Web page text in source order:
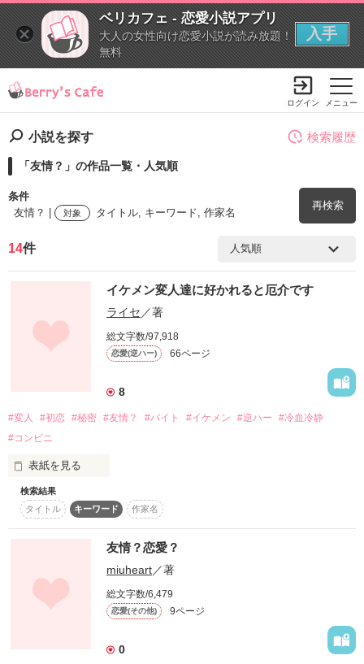
ベリカフェ - 恋愛小説アプリ
大人の女性向け恋愛小説が読み放題！
無料
入手
メニュー
ログイン
小説を探す
「友情？」の作品一覧・人気順
条件
友情？ |
対象 タイトル, キーワード, 作家名
再検索
検索ワード
を含む
ジャンル
ステータス
検索履歴
14件
イケメン変人達に好かれると厄介です
ライセ ／著
総文字数/97,918
恋愛(逆ハー) 66ページ
8
#変人 #初恋 #秘密 #友情？ #バイト #イケメン #逆ハー
#冷血冷静
#コンビニ
表紙を見る
初恋も未定
冷たくて、いつも冷静　触れると逆に火傷？
ドライアイスみたいな主人公
原野　優　(ﾊﾗﾉ ﾕｳ)　１６歳
「まず、精神病院に行く事をオススメしますよ？」
謎のイケメン変人１
七原　リン　(ﾅﾅﾊﾗ ﾘﾝ)　？？歳
「アナタを、俺の命と引き換えに欲しいです」
謎のイケメン変人２
検索結果
タイトル
キーワード 作家名
友情？恋愛？
miuheart／著
総文字数/6,479
恋愛(その他) 9ページ
0